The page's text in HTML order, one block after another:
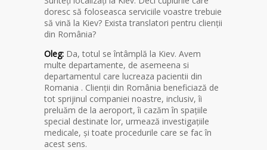
doresc să foloseasca serviciile voastre trebuie
să vină la Kiev? Exista translatori pentru clienții
din România?
Oleg: Da, totul se întâmplă la Kiev. Avem
multe departamente, de asemeena si
departamentul care lucreaza pacientii din
Romania . Clienții din România beneficiază de
tot sprijinul companiei noastre, inclusiv, îi
preluăm de la aeroport, îi cazăm în spațiile
special destinate lor, urmează investigațiile
medicale, și toate procedurile care se fac în
acest sens.